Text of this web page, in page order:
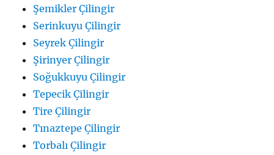
Şemikler Çilingir
Serinkuyu Çilingir
Seyrek Çilingir
Şirinyer Çilingir
Soğukkuyu Çilingir
Tepecik Çilingir
Tire Çilingir
Tınaztepe Çilingir
Torbalı Çilingir